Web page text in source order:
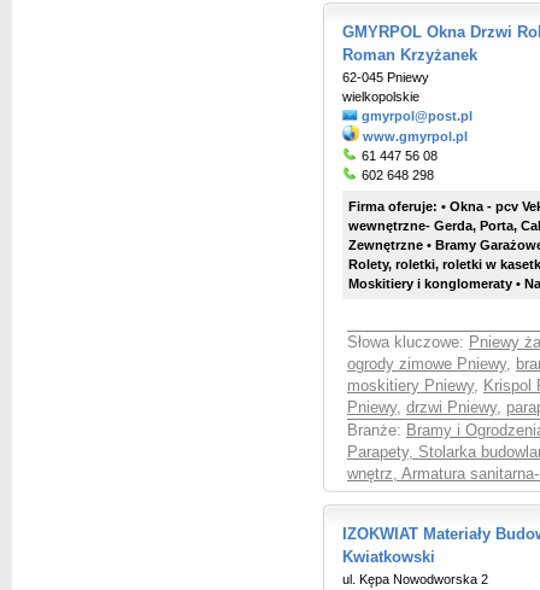
GMYRPOL Okna Drzwi
Roman Krzyżanek
62-045 Pniewy
wielkopolskie
gmyrpol@post.pl
www.gmyrpol.pl
61 447 56 08
602 648 298
Firma oferuje: • Okna - pcv
wewnętrzne- Gerda, Porta,
Zewnętrzne • Bramy
Rolety, roletki, roletki w
Moskitiery i konglomeraty •
Słowa kluczowe: Pniewy
ogrody zimowe Pniewy,
moskitiery Pniewy, Krispol
Pniewy, drzwi Pniewy,
Branże: Bramy i
Parapety, Stolarka
wnętrz, Armatura
IZOKWIAT Materiały
Kwiatkowski
ul. Kępa Nowodworska 2